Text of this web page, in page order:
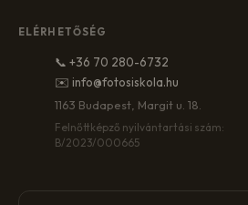
ELÉRHETŐSÉG
📞 +36 70 280-6732
✉️ info@fotosiskola.hu
1163 Budapest, Margit u. 18.
Felnőttképző nyilvántartási szám:
B/2023/000665